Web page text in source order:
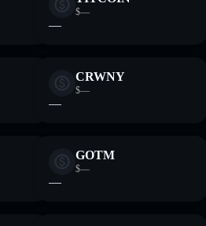
$—
—
CRWNY
$—
—
GOTM
$—
—